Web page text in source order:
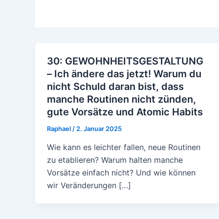
30: GEWOHNHEITSGESTALTUNG
– Ich ändere das jetzt! Warum du
nicht Schuld daran bist, dass
manche Routinen nicht zünden,
gute Vorsätze und Atomic Habits
Raphael / 2. Januar 2025
Wie kann es leichter fallen, neue Routinen
zu etablieren? Warum halten manche
Vorsätze einfach nicht? Und wie können
wir Veränderungen […]